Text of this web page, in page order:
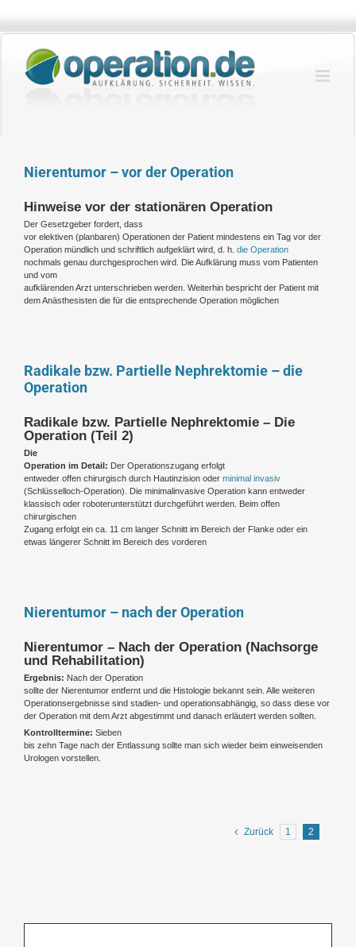
springen
Nierentumor – vor der Operation
Hinweise vor der stationären Operation
Der Gesetzgeber fordert, dass
vor elektiven (planbaren) Operationen der Patient mindestens ein Tag vor der
Operation mündlich und schriftlich aufgeklärt wird, d. h. die Operation
nochmals genau durchgesprochen wird. Die Aufklärung muss vom Patienten
und vom
aufklärenden Arzt unterschrieben werden. Weiterhin bespricht der Patient mit
dem Anästhesisten die für die entsprechende Operation möglichen
Radikale bzw. Partielle Nephrektomie – die
Operation
Radikale bzw. Partielle Nephrektomie – Die
Operation (Teil 2)
Die
Operation im Detail: Der Operationszugang erfolgt
entweder offen chirurgisch durch Hautinzision oder minimal invasiv
(Schlüsselloch-Operation). Die minimalinvasive Operation kann entweder
klassisch oder roboterunterstützt durchgeführt werden. Beim offen
chirurgischen
Zugang erfolgt ein ca. 11 cm langer Schnitt im Bereich der Flanke oder ein
etwas längerer Schnitt im Bereich des vorderen
Nierentumor – nach der Operation
Nierentumor – Nach der Operation (Nachsorge
und Rehabilitation)
Ergebnis: Nach der Operation
sollte der Nierentumor entfernt und die Histologie bekannt sein. Alle weiteren
Operationsergebnisse sind stadien- und operationsabhängig, so dass diese vor
der Operation mit dem Arzt abgestimmt und danach erläutert werden sollten.
Kontrolltermine: Sieben
bis zehn Tage nach der Entlassung sollte man sich wieder beim einweisenden
Urologen vorstellen.
Zurück 1 2